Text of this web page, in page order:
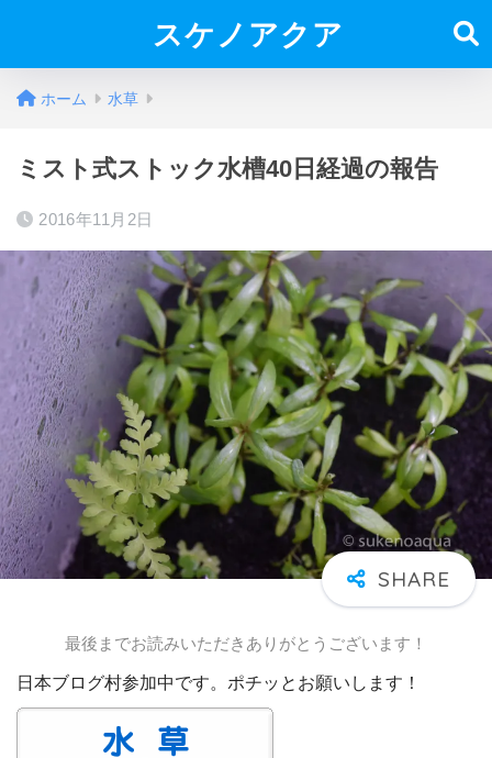
スケノアクア
ホーム 水草
ミスト式ストック水槽40日経過の報告
2016年11月2日
最後までお読みいただきありがとうございます！
日本ブログ村参加中です。ポチッとお願いします！